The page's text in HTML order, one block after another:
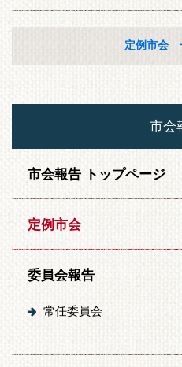
定例市会
市会
市会報告 トップページ
定例市会
委員会報告
常任委員会